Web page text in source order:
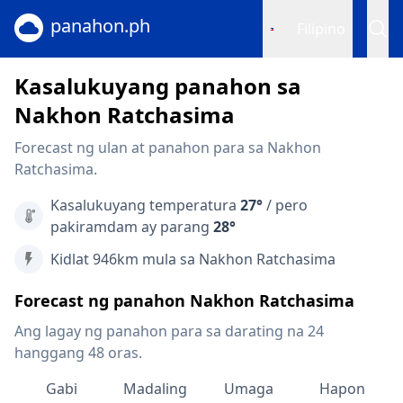
panahon.ph
Kasalukuyang panahon sa
Nakhon Ratchasima
Forecast ng ulan at panahon para sa Nakhon
Ratchasima.
Kasalukuyang temperatura 27°/ pero
pakiramdam ay parang 28°
Kidlat 946km mula sa Nakhon Ratchasima
Forecast ng panahon Nakhon Ratchasima
Ang lagay ng panahon para sa darating na 24
hanggang 48 oras.
Gabi
Madaling
Umaga Hapon